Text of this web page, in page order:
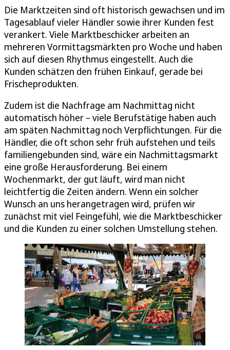
Die Marktzeiten sind oft historisch gewachsen und im
Tagesablauf vieler Händler sowie ihrer Kunden fest
verankert. Viele Marktbeschicker arbeiten an
mehreren Vormittagsmärkten pro Woche und haben
sich auf diesen Rhythmus eingestellt. Auch die
Kunden schätzen den frühen Einkauf, gerade bei
Frischeprodukten.
Zudem ist die Nachfrage am Nachmittag nicht
automatisch höher – viele Berufstätige haben auch
am späten Nachmittag noch Verpflichtungen. Für die
Händler, die oft schon sehr früh aufstehen und teils
familiengebunden sind, wäre ein Nachmittagsmarkt
eine große Herausforderung. Bei einem
Wochenmarkt, der gut läuft, wird man nicht
leichtfertig die Zeiten ändern. Wenn ein solcher
Wunsch an uns herangetragen wird, prüfen wir
zunächst mit viel Feingefühl, wie die Marktbeschicker
und die Kunden zu einer solchen Umstellung stehen.